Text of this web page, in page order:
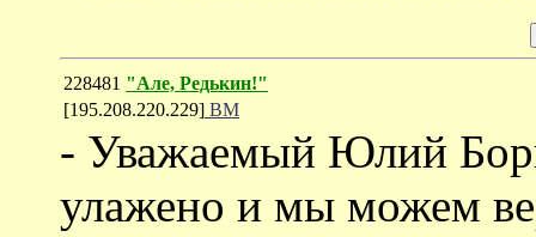
228481 "Але, Редькин!"
[195.208.220.229] ВМ
- Уважаемый Юлий
улажено и мы можем